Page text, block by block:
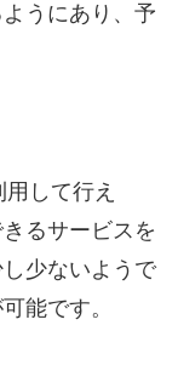
うにあり、予
して行え
るサービスを
少ないようで
能です。